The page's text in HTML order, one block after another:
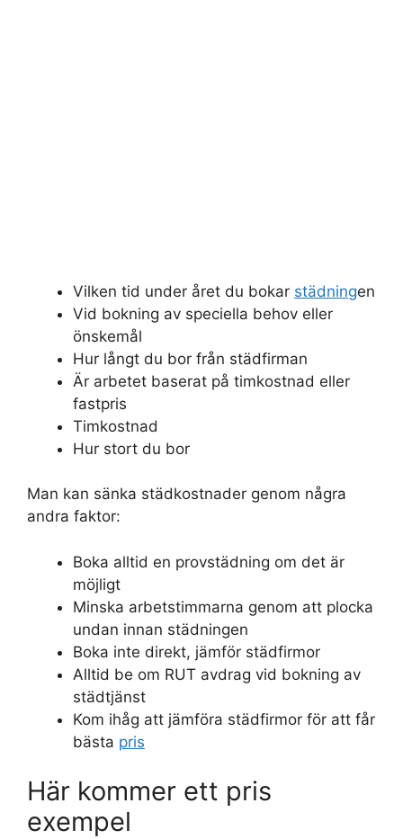
Vilken tid under året du bokar städningen
Vid bokning av speciella behov eller
önskemål
Hur långt du bor från städfirman
Är arbetet baserat på timkostnad eller
fastpris
Timkostnad
Hur stort du bor
Man kan sänka städkostnader genom några
andra faktor:
Boka alltid en provstädning om det är
möjligt
Minska arbetstimmarna genom att plocka
undan innan städningen
Boka inte direkt, jämför städfirmor
Alltid be om RUT avdrag vid bokning av
städtjänst
Kom ihåg att jämföra städfirmor för att får
bästa pris
Här kommer ett pris
exempel